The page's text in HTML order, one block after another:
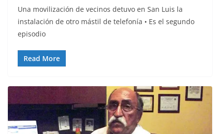
Una movilización de vecinos detuvo en San Luis la
instalación de otro mástil de telefonía • Es el segundo
episodio
Read More